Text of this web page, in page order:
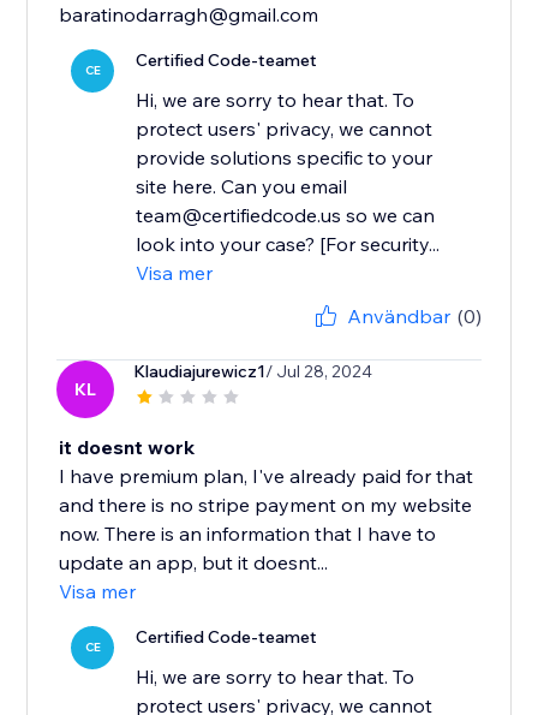
baratinodarragh@gmail.com
CE Certified Code-teamet
Hi, we are sorry to hear that. To
protect users' privacy, we cannot
provide solutions specific to your
site here. Can you email
team@certifiedcode.us so we can
look into your case? [For security...
Visa mer
Användbar (0)
KL
Klaudiajurewicz1/ Jul 28, 2024
it doesnt work
I have premium plan, I've already paid for that
and there is no stripe payment on my website
now. There is an information that I have to
update an app, but it doesnt...
Visa mer
CE Certified Code-teamet
Hi, we are sorry to hear that. To
protect users' privacy, we cannot